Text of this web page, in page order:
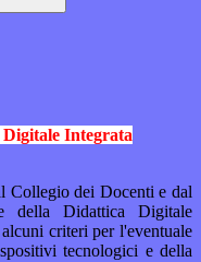
Integrata
Collegio dei Docenti e dal
della Didattica Digitale
criteri per l'eventuale
tecnologici e della